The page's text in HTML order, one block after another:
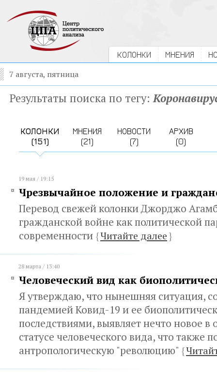
КОЛОНКИ МНЕНИЯ
7 августа, пятница
Результаты поиска по тегу:
КОЛОНКИ
(151)
МНЕНИЯ
(21)
НОВОСТИ
(7)
АРХИВ
(0)
19 мая / 19:15
Чрезвычайное положение и
Перевод свежей колонки Джорджо
гражданской войне как политической
современности {Читайте далее}
28 марта / 13:40
Человеческий вид как
Я утверждаю, что нынешняя ситуация,
пандемией Ковид-19 и ее
последствиями, выявляет нечто новое в
статусе человеческого вида, что также
антропологическую "революцию" {